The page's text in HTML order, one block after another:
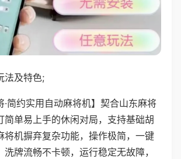
法及特色;
·简约实用自动麻将机】契合山东麻将
简单易上手的休闲对局，支持基础胡
将机摒弃复杂功能，操作极简，一键
牌流畅不卡顿，运行稳定无故障，